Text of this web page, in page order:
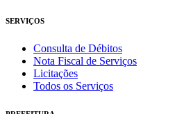
SERVIÇOS
Consulta de Débitos
Nota Fiscal de Serviços
Licitações
Todos os Serviços